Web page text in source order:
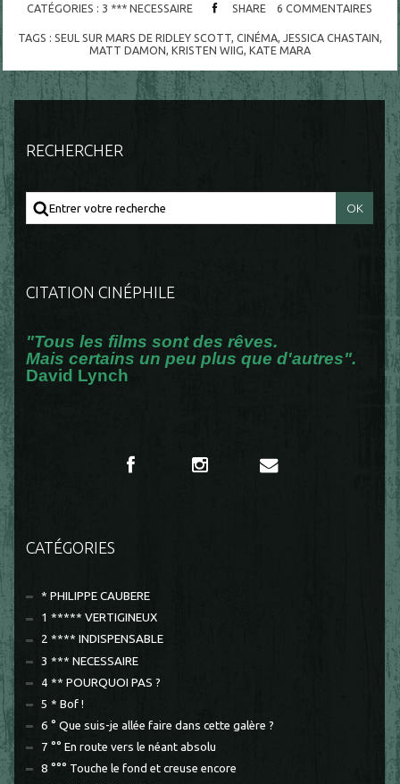
CATÉGORIES : 3 *** NECESSAIRE SHARE 6 COMMENTAIRES
TAGS : SEUL SUR MARS DE RIDLEY SCOTT, CINÉMA, JESSICA CHASTAIN
MATT DAMON KRISTEN WIIG KATE MARA
RECHERCHER
CITATION CINÉPHILE
"Tous les films sont des rêves.
Mais certains un peu plus que d'autres".
David Lynch
CATÉGORIES
* PHILIPPE CAUBERE
1 ***** VERTIGINEUX
2 **** INDISPENSABLE
3 *** NECESSAIRE
4 ** POURQUOI PAS ?
5 * Bof !
6 ° Que suis-je allée faire dans cette galère ?
7 °° En route vers le néant absolu
8 °°° Touche le fond et creuse encore